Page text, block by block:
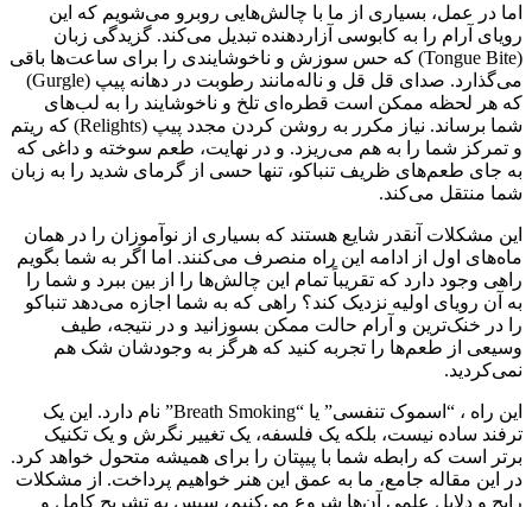
اما در عمل، بسیاری از ما با چالش‌هایی روبرو می‌شویم که این
رویای آرام را به کابوسی آزاردهنده تبدیل می‌کند. گزیدگی زبان
(Tongue Bite) که حس سوزش و ناخوشایندی را برای ساعت‌ها باقی
می‌گذارد. صدای قل قل و ناله‌مانند رطوبت در دهانه پیپ (Gurgle)
که هر لحظه ممکن است قطره‌ای تلخ و ناخوشایند را به لب‌های
شما برساند. نیاز مکرر به روشن کردن مجدد پیپ (Relights) که ریتم
و تمرکز شما را به هم می‌ریزد. و در نهایت، طعم سوخته و داغی که
به جای طعم‌های ظریف تنباکو، تنها حسی از گرمای شدید را به زبان
شما منتقل می‌کند.
این مشکلات آنقدر شایع هستند که بسیاری از نوآموزان را در همان
ماه‌های اول از ادامه این راه منصرف می‌کنند. اما اگر به شما بگویم
راهی وجود دارد که تقریباً تمام این چالش‌ها را از بین ببرد و شما را
به آن رویای اولیه نزدیک کند؟ راهی که به شما اجازه می‌دهد تنباکو
را در خنک‌ترین و آرام‌ حالت ممکن بسوزانید و در نتیجه، طیف
وسیعی از طعم‌ها را تجربه کنید که هرگز به وجودشان شک هم
نمی‌کردید.
این راه ، “اسموک تنفسی” یا “Breath Smoking” نام دارد. این یک
ترفند ساده نیست، بلکه یک فلسفه، یک تغییر نگرش و یک تکنیک
برتر است که رابطه شما با پیپتان را برای همیشه متحول خواهد کرد.
در این مقاله جامع، ما به عمق این هنر خواهیم پرداخت. از مشکلات
رایج و دلایل علمی آن‌ها شروع می‌کنیم، سپس به تشریح کامل و